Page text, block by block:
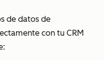
de datos de
con tu CRM